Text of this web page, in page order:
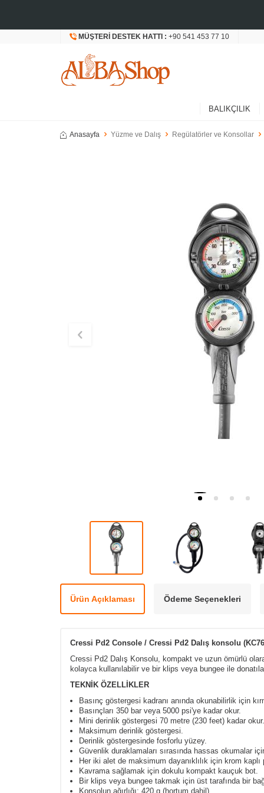
MÜŞTERI DESTEK HATTI : +90 541 453 77 10
BALIKÇILIK
Anasayfa Yüzme ve Dalış Regülatörler ve Konsollar
Ürün Açıklaması Ödeme Seçenekleri
Cressi Pd2 Console / Cressi Pd2 Dalış konsolu
Cressi Pd2 Dalış Konsolu, kompakt ve uzun ömürlü
kolayca kullanılabilir ve bir klips veya bungee ile
TEKNİK ÖZELLİKLER
Basınç göstergesi kadranı anında okunabilirlik için
Basınçları 350 bar veya 5000 psi'ye kadar okur.
Mini derinlik göstergesi 70 metre (230 feet) kadar okur.
Maksimum derinlik göstergesi.
Derinlik göstergesinde fosforlu yüzey.
Güvenlik duraklamaları sırasında hassas okumalar
Her iki alet de maksimum dayanıklılık için krom
Kavrama sağlamak için dokulu kompakt kauçuk bot.
Bir klips veya bungee takmak için üst tarafında bir
Konsolun ağırlığı: 420 g (hortum dahil).